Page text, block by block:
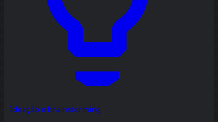
Ideação e brainstorming